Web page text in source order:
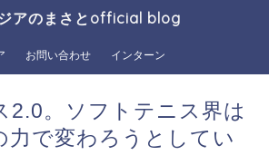
アのまさとofficial blog
お問い合わせ インターン
2.0。ソフトテニス界は
力で変わろうとしてい